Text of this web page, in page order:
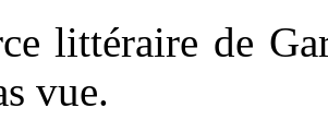
littéraire de
vue.